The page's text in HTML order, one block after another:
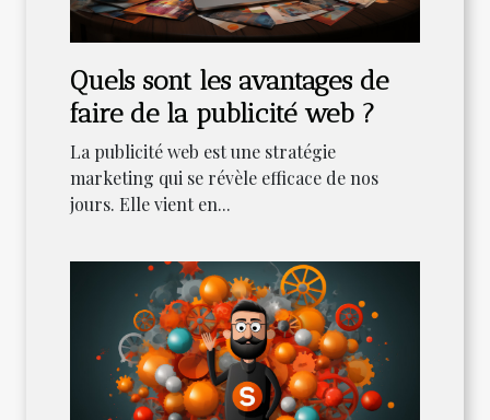
Quels sont les avantages de
faire de la publicité web ?
La publicité web est une stratégie
marketing qui se révèle efficace de nos
jours. Elle vient en...